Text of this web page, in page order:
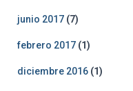
junio 2017 (7)
febrero 2017 (1)
diciembre 2016 (1)